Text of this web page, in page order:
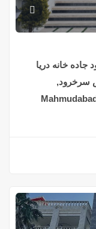
خانه دریا
سرخرود,